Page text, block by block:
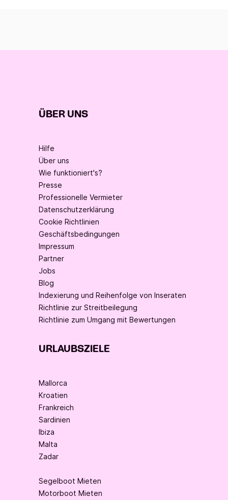
ÜBER UNS
Hilfe
Über uns
Wie funktioniert's?
Presse
Professionelle Vermieter
Datenschutzerklärung
Cookie Richtlinien
Geschäftsbedingungen
Impressum
Partner
Jobs
Blog
Indexierung und Reihenfolge von Inseraten
Richtlinie zur Streitbeilegung
Richtlinie zum Umgang mit Bewertungen
URLAUBSZIELE
Mallorca
Kroatien
Frankreich
Sardinien
Ibiza
Malta
Zadar
Segelboot Mieten
Motorboot Mieten